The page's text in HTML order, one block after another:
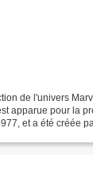
de l'univers
apparue pour la
et a été créée